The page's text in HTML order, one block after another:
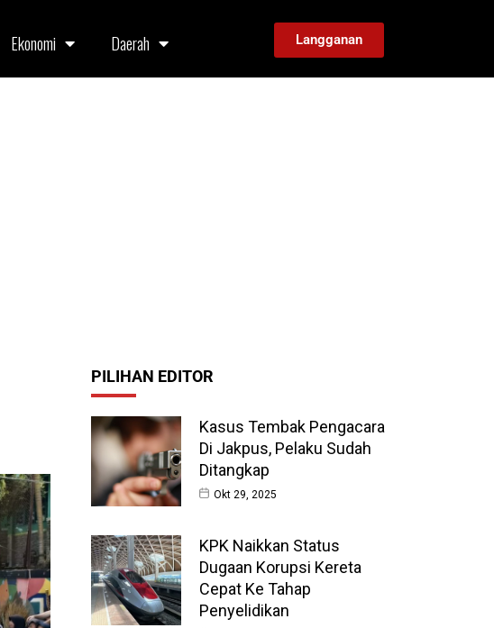
Ekonomi Daerah Langganan
PILIHAN EDITOR
Kasus Tembak Pengacara
Di Jakpus, Pelaku Sudah
Ditangkap
Okt 29, 2025
KPK Naikkan Status
Dugaan Korupsi Kereta
Cepat Ke Tahap
Penyelidikan